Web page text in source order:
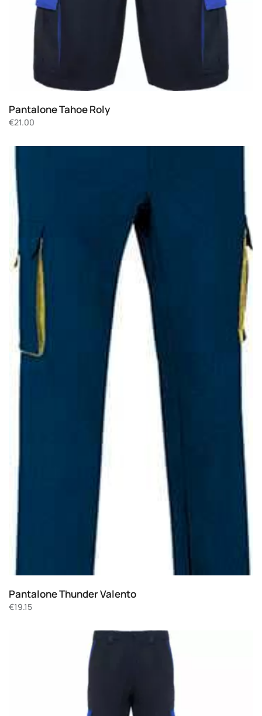
Pantalone Tahoe Roly
€21.00
Pantalone Thunder Valento
€19.15